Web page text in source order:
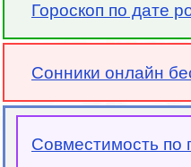
Гороскоп по дате
Сонники онлайн
Совместимость по